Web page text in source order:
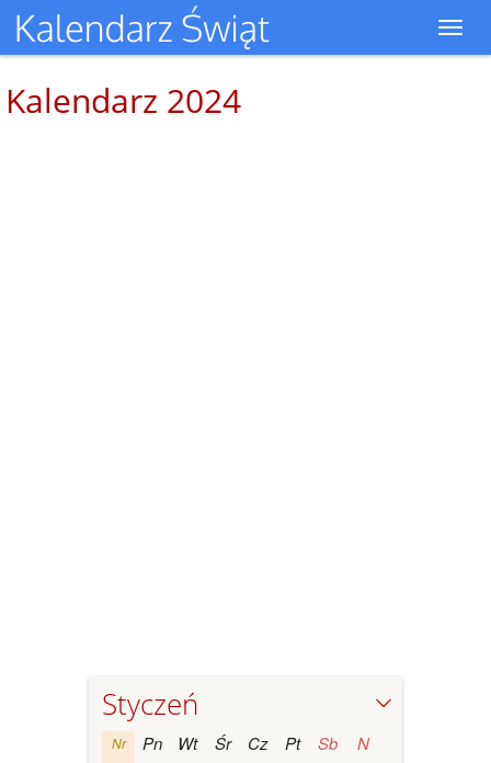
Kalendarz 2024
Styczeń
Nr Pn Wt Śr Cz Pt Sb N